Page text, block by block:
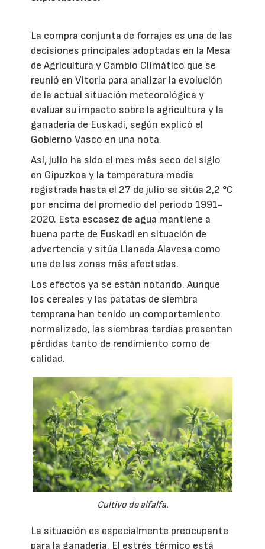
La compra conjunta de forrajes es una de las
decisiones principales adoptadas en la Mesa
de Agricultura y Cambio Climático que se
reunió en Vitoria para analizar la evolución
de la actual situación meteorológica y
evaluar su impacto sobre la agricultura y la
ganadería de Euskadi, según explicó el
Gobierno Vasco en una nota.
Así, julio ha sido el mes más seco del siglo
en Gipuzkoa y la temperatura media
registrada hasta el 27 de julio se sitúa 2,2 °C
por encima del promedio del periodo 1991-
2020. Esta escasez de agua mantiene a
buena parte de Euskadi en situación de
advertencia y sitúa Llanada Alavesa como
una de las zonas más afectadas.
Los efectos ya se están notando. Aunque
los cereales y las patatas de siembra
temprana han tenido un comportamiento
normalizado, las siembras tardías presentan
pérdidas tanto de rendimiento como de
calidad.
Cultivo de alfalfa.
La situación es especialmente preocupante
para la ganadería. El estrés térmico está